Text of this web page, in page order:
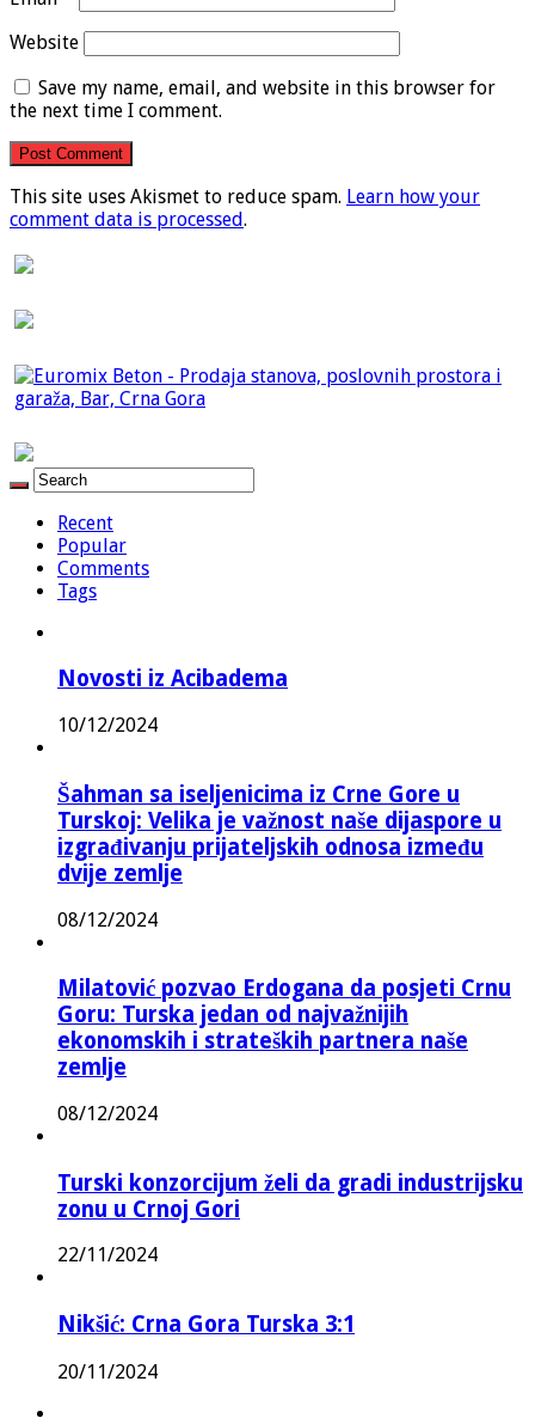
Website
Save my name, email, and website in this browser for
the next time I comment.
This site uses Akismet to reduce spam. Learn how your
comment data is processed.
Recent
Popular
Comments
Tags
Novosti iz Acibadema
10/12/2024
Šahman sa iseljenicima iz Crne Gore u
Turskoj: Velika je važnost naše dijaspore u
izgrađivanju prijateljskih odnosa između
dvije zemlje
08/12/2024
Milatović pozvao Erdogana da posjeti Crnu
Goru: Turska jedan od najvažnijih
ekonomskih i strateških partnera naše
zemlje
08/12/2024
Turski konzorcijum želi da gradi industrijsku
zonu u Crnoj Gori
22/11/2024
Nikšić: Crna Gora Turska 3:1
20/11/2024